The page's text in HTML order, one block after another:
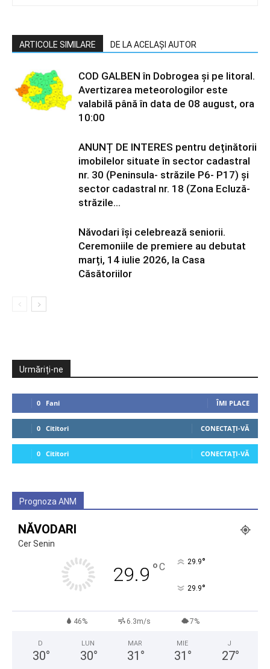
ARTICOLE SIMILARE DE LA ACELAȘI AUTOR
COD GALBEN în Dobrogea și pe litoral.
Avertizarea meteorologilor este
valabilă până în data de 08 august, ora
10:00
ANUNȚ DE INTERES pentru deținătorii
imobilelor situate în sector cadastral
nr. 30 (Peninsula- străzile P6- P17) și
sector cadastral nr. 18 (Zona Ecluză-
străzile...
Năvodari își celebrează seniorii.
Ceremoniile de premiere au debutat
marți, 14 iulie 2026, la Casa
Căsătoriilor
Urmăriți-ne
0 Fani ÎMI PLACE
0 Cititori CONECTAȚI-VĂ
0 Cititori CONECTAȚI-VĂ
Prognoza ANM
NĂVODARI
Cer Senin
29.9 °C 29.9°
29.9°
46% 6.3m/s 7%
D
30°
LUN
30°
MAR
31 °
MIE
31 °
J
27°